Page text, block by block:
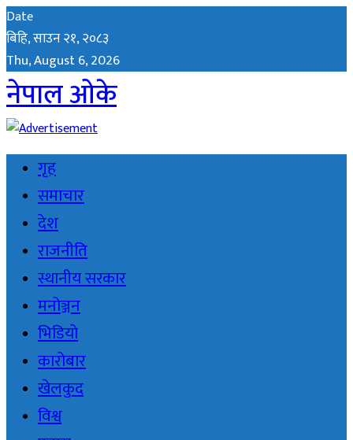
Date
बिहि, साउन २१, २०८३
Thu, August 6, 2026
नेपाल ओके
गृह
समाचार
देश
राजनीति
स्थानीय सरकार
मनोञ्जन
भिडियो
कारोबार
खेलकुद
विश्व